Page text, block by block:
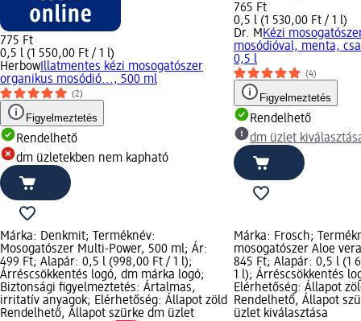
775 Ft
0,5 l (1 550,00 Ft / 1 l)
Herbow Illatmentes kézi mosogatószer
organikus mosódió..., 500 ml
(2)
Figyelmeztetés
Rendelhető
dm üzletekben nem kapható
765 Ft
0,5 l (1 530,00 Ft / 1 l)
Dr. M Kézi
mosódióval, menta,
0,5 l
(4)
Figyelmeztetés
Rendelhető
dm üzlet
Márka: Denkmit; Terméknév:
Mosogatószer Multi-Power, 500 ml; Ár:
499 Ft; Alapár: 0,5 l (998,00 Ft / 1 l);
Árréscsökkentés logó, dm márka logó;
Biztonsági figyelmeztetés: Ártalmas,
irritatív anyagok; Elérhetőség: Állapot zöld
Rendelhető, Állapot szürke dm üzlet
Márka: Frosch;
mosogatószer Aloe
845 Ft; Alapár: 0,5 l (1
1 l); Árréscsökkentés
Elérhetőség: Állapot
Rendelhető, Állapot
üzlet kiválasztása